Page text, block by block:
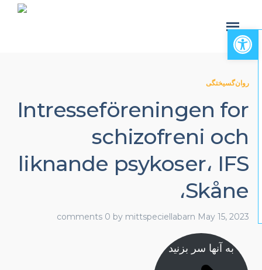
روان‌گسیختگی
Intresseföreningen for
schizofreni och
liknande psykoser، IFS
Skåne،
May 15, 2023
bymittspeciellabarn
0 comments
به آنها سر بزنید
Open toolbar